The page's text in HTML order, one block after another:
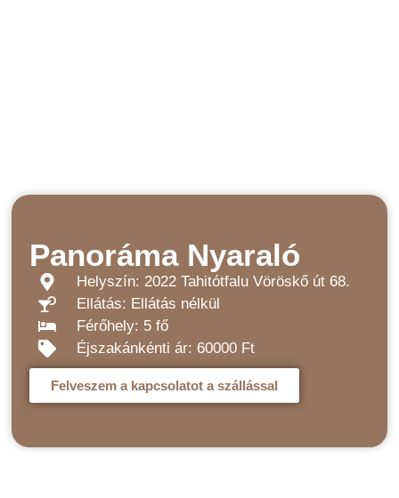
Panoráma Nyaraló
Helyszín: 2022 Tahitótfalu Vöröskő út 68.
Ellátás: Ellátás nélkül
Férőhely: 5 fő
Éjszakánkénti ár: 60000 Ft
Felveszem a kapcsolatot a szállással